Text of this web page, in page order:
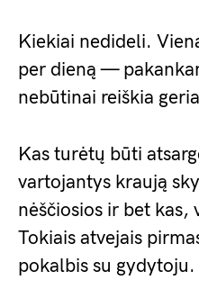
Kiekiai nedideli.
per dieną —
nebūtinai reiškia
Kas turėtų būti
vartojantys kraują
nėščiosios ir bet kas,
Tokiais atvejais
pokalbis su gydytoju.